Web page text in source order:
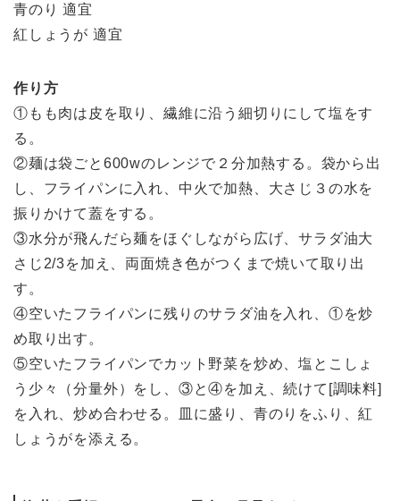
青のり 適宜
紅しょうが 適宜
作り方
①もも肉は皮を取り、繊維に沿う細切りにして塩をす
る。
②麺は袋ごと600wのレンジで２分加熱する。袋から出
し、フライパンに入れ、中火で加熱、大さじ３の水を
振りかけて蓋をする。
③水分が飛んだら麺をほぐしながら広げ、サラダ油大
さじ2/3を加え、両面焼き色がつくまで焼いて取り出
す。
④空いたフライパンに残りのサラダ油を入れ、①を炒
め取り出す。
⑤空いたフライパンでカット野菜を炒め、塩とこしょ
う少々（分量外）をし、③と④を加え、続けて[調味料]
を入れ、炒め合わせる。皿に盛り、青のりをふり、紅
しょうがを添える。